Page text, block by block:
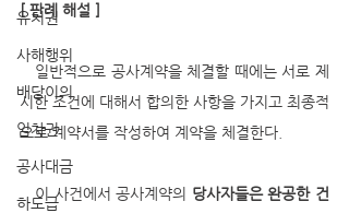
유치권
사해행위
배당이의
임차권
공사대금
하도급
[ 판례 해설 ]
시한 조건에 대해서 합의한 사항을 가지고 최종적
으로 계약서를 작성하여 계약을 체결한다.
   이 사건에서 공사계약의
당사자들은 완공한 건